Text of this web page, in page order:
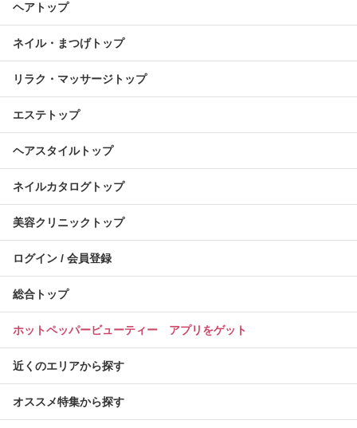
ヘアトップ
ネイル・まつげトップ
リラク・マッサージトップ
エステトップ
ヘアスタイルトップ
ネイルカタログトップ
美容クリニックトップ
ログイン / 会員登録
総合トップ
ホットペッパービューティー アプリをゲット
近くのエリアから探す
オススメ特集から探す